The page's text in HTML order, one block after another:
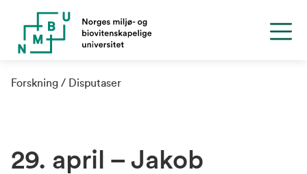
Forskning Disputaser
29. april – Jakob